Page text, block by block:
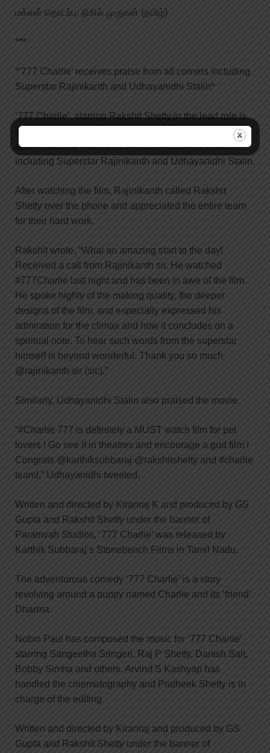
மக்கள் தொடர்பு: நிகில் முருகன் (தமிழ்)
***
*’777 Charlie’ receives praise from all corners including
Superstar Rajinikanth and Udhayanidhi Stalin*
‘777 Charlie’, starring Rakshit Shetty in the lead role is
running successfully in theaters all over and is being
appreciated by many celebrities, critics, and audience
including Superstar Rajinikanth and Udhayanidhi Stalin.
After watching the film, Rajinikanth called Rakshit
Shetty over the phone and appreciated the entire team
for their hard work.
Rakshit wrote, “What an amazing start to the day!
Received a call from Rajinikanth sir. He watched
#777Charlie last night and has been in awe of the film.
He spoke highly of the making quality, the deeper
designs of the film, and especially expressed his
admiration for the climax and how it concludes on a
spiritual note. To hear such words from the superstar
himself is beyond wonderful. Thank you so much
@rajinikanth sir (sic).”
Similarly, Udhayanidhi Stalin also praised the movie.
“#Charlie 777 is definitely a MUST watch film for pet
lovers ! Go see it in theatres and encourage a gud film !
Congrats @karthiksubbaraj @rakshitshetty and #charlie
team!,” Udhayanidhi tweeted.
Written and directed by Kiranraj K and produced by GS
Gupta and Rakshit Shetty under the banner of
Paramvah Studios, ‘777 Charlie’ was released by
Karthik Subbaraj’s Stonebench Films in Tamil Nadu.
The adventurous comedy ‘777 Charlie’ is a story
revolving around a puppy named Charlie and its ‘friend’
Dharma.
Nobin Paul has composed the music for ‘777 Charlie’
starring Sangeetha Sringeri, Raj P Shetty, Danish Sait,
Bobby Simha and others. Arvind S Kashyap has
handled the cinematography and Pratheek Shetty is in
charge of the editing.
Written and directed by Kiranraj and produced by GS
Gupta and Rakshit Shetty under the banner of